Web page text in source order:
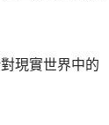
現實世界中的